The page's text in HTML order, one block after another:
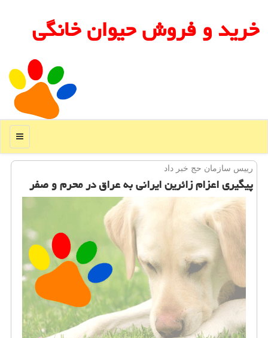
خرید و فروش حیوان خانگی
منو
رییس سازمان حج خبر داد
پیگیری اعزام زائرین ایرانی به عراق در محرم و صفر